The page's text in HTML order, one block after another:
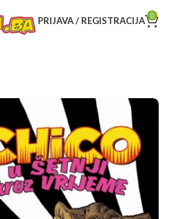
PRIJAVA / REGISTRACIJA 0